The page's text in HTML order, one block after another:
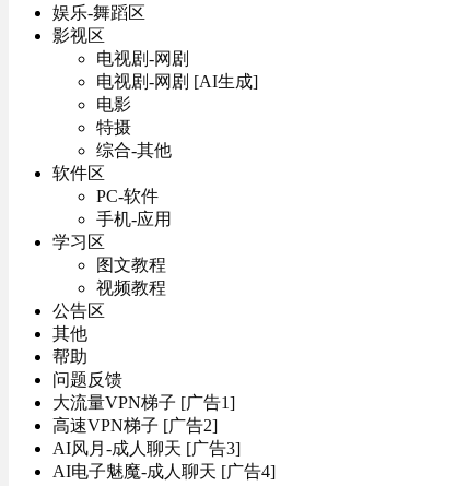
娱乐-舞蹈区
影视区
电视剧-网剧
电视剧-网剧 [AI生成]
电影
特摄
综合-其他
软件区
PC-软件
手机-应用
学习区
图文教程
视频教程
公告区
其他
帮助
问题反馈
大流量VPN梯子 [广告1]
高速VPN梯子 [广告2]
AI风月-成人聊天 [广告3]
AI电子魅魔-成人聊天 [广告4]